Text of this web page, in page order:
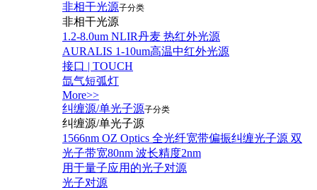
非相干光源子分类
非相干光源
1.2-8.0um NLIR丹麦 热红外光源
AURALIS 1-10um高温中红外光源
接口 | TOUCH
氙气短弧灯
More>>
纠缠源/单光子源子分类
纠缠源/单光子源
1566nm OZ Optics 全光纤宽带偏振纠缠光子源 双
光子带宽80nm 波长精度2nm
用于量子应用的光子对源
光子对源